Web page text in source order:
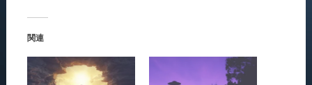
関連